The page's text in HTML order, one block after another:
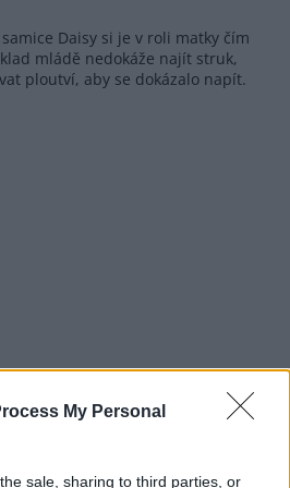
My Personal
sale, sharing to third parties, or
Daisy si je v roli matky čím
mládě nedokáže najít struk,
ploutví, aby se dokázalo napít.